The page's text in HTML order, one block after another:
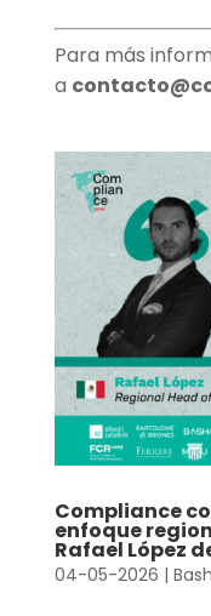
Para más
a
Compliance
enfoque
Rafael López
04-05-2026 |